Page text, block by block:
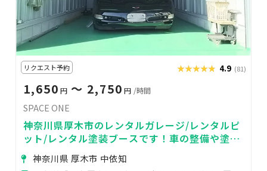
リクエスト予約 ★★★★★
★★★★★ 4.9 (81)
1,650 円 〜 2,750 円 /時間
SPACE ONE
神奈川県厚木市のレンタルガレージ/レンタルピ
ット/レンタル塗装ブースです！車の整備や塗装
にピッタリ
神奈川県 厚木市 中依知